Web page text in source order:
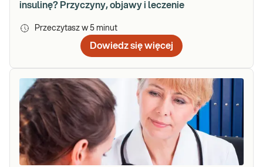
insulinę? Przyczyny, objawy i leczenie
Przeczytasz w 5 minut
Dowiedz się więcej